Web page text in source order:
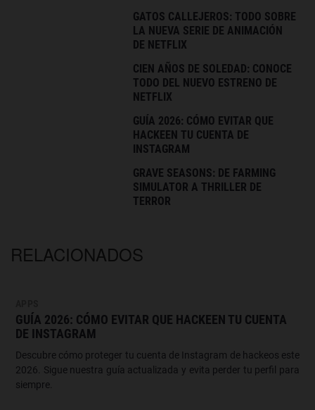
GATOS CALLEJEROS: TODO SOBRE
LA NUEVA SERIE DE ANIMACIÓN
DE NETFLIX
CIEN AÑOS DE SOLEDAD: CONOCE
TODO DEL NUEVO ESTRENO DE
NETFLIX
GUÍA 2026: CÓMO EVITAR QUE
HACKEEN TU CUENTA DE
INSTAGRAM
GRAVE SEASONS: DE FARMING
SIMULATOR A THRILLER DE
TERROR
RELACIONADOS
GUÍA 2026: CÓMO EVITAR QUE HACKEEN TU CUENTA
DE INSTAGRAM
Descubre cómo proteger tu cuenta de Instagram de hackeos este
2026. Sigue nuestra guía actualizada y evita perder tu perfil para
siempre.